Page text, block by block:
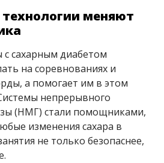
технологии меняют
с сахарным диабетом
на соревнованиях и
а помогает им в этом
непрерывного
(НМГ) стали помощниками,
изменения сахара в
не только безопаснее,